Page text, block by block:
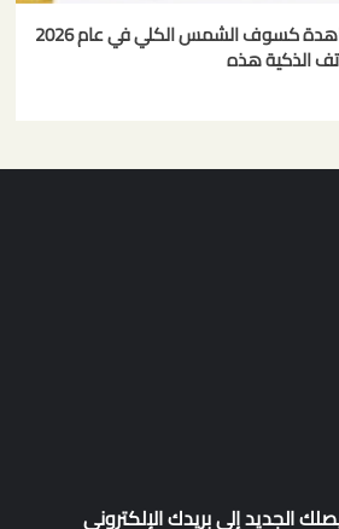
خطط لتجربة مثالية لمشاهدة كسوف الشمس الكلي في عام 2026
الذكية هذه
الجديد إلى بريدك الإلكتروني